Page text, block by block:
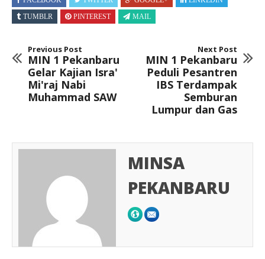
TUMBLR
PINTEREST MAIL
Previous Post
MIN 1 Pekanbaru
Gelar Kajian Isra'
Mi'raj Nabi
Muhammad SAW
Next Post
MIN 1 Pekanbaru
Peduli Pesantren
IBS Terdampak
Semburan
Lumpur dan Gas
MINSA
PEKANBARU